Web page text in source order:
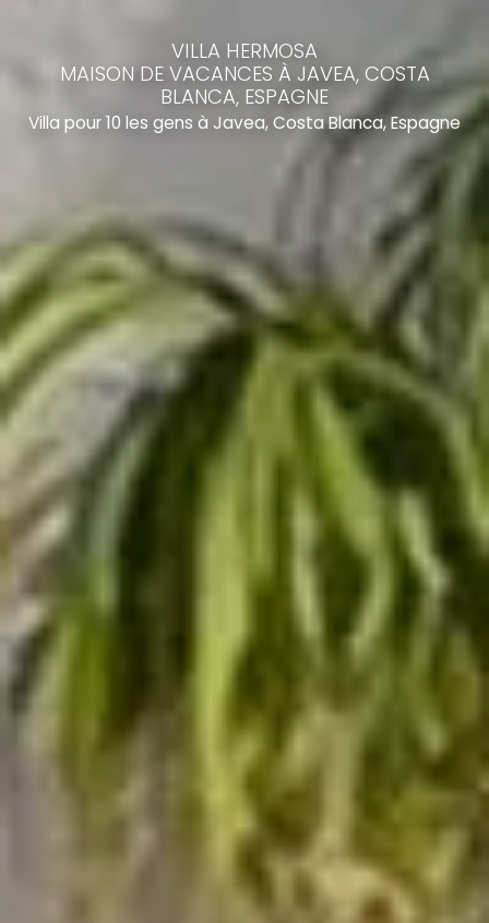
VILLA HERMOSA
MAISON DE VACANCES À JAVEA, COSTA
BLANCA, ESPAGNE
Villa pour 10 les gens à Javea, Costa Blanca, Espagne